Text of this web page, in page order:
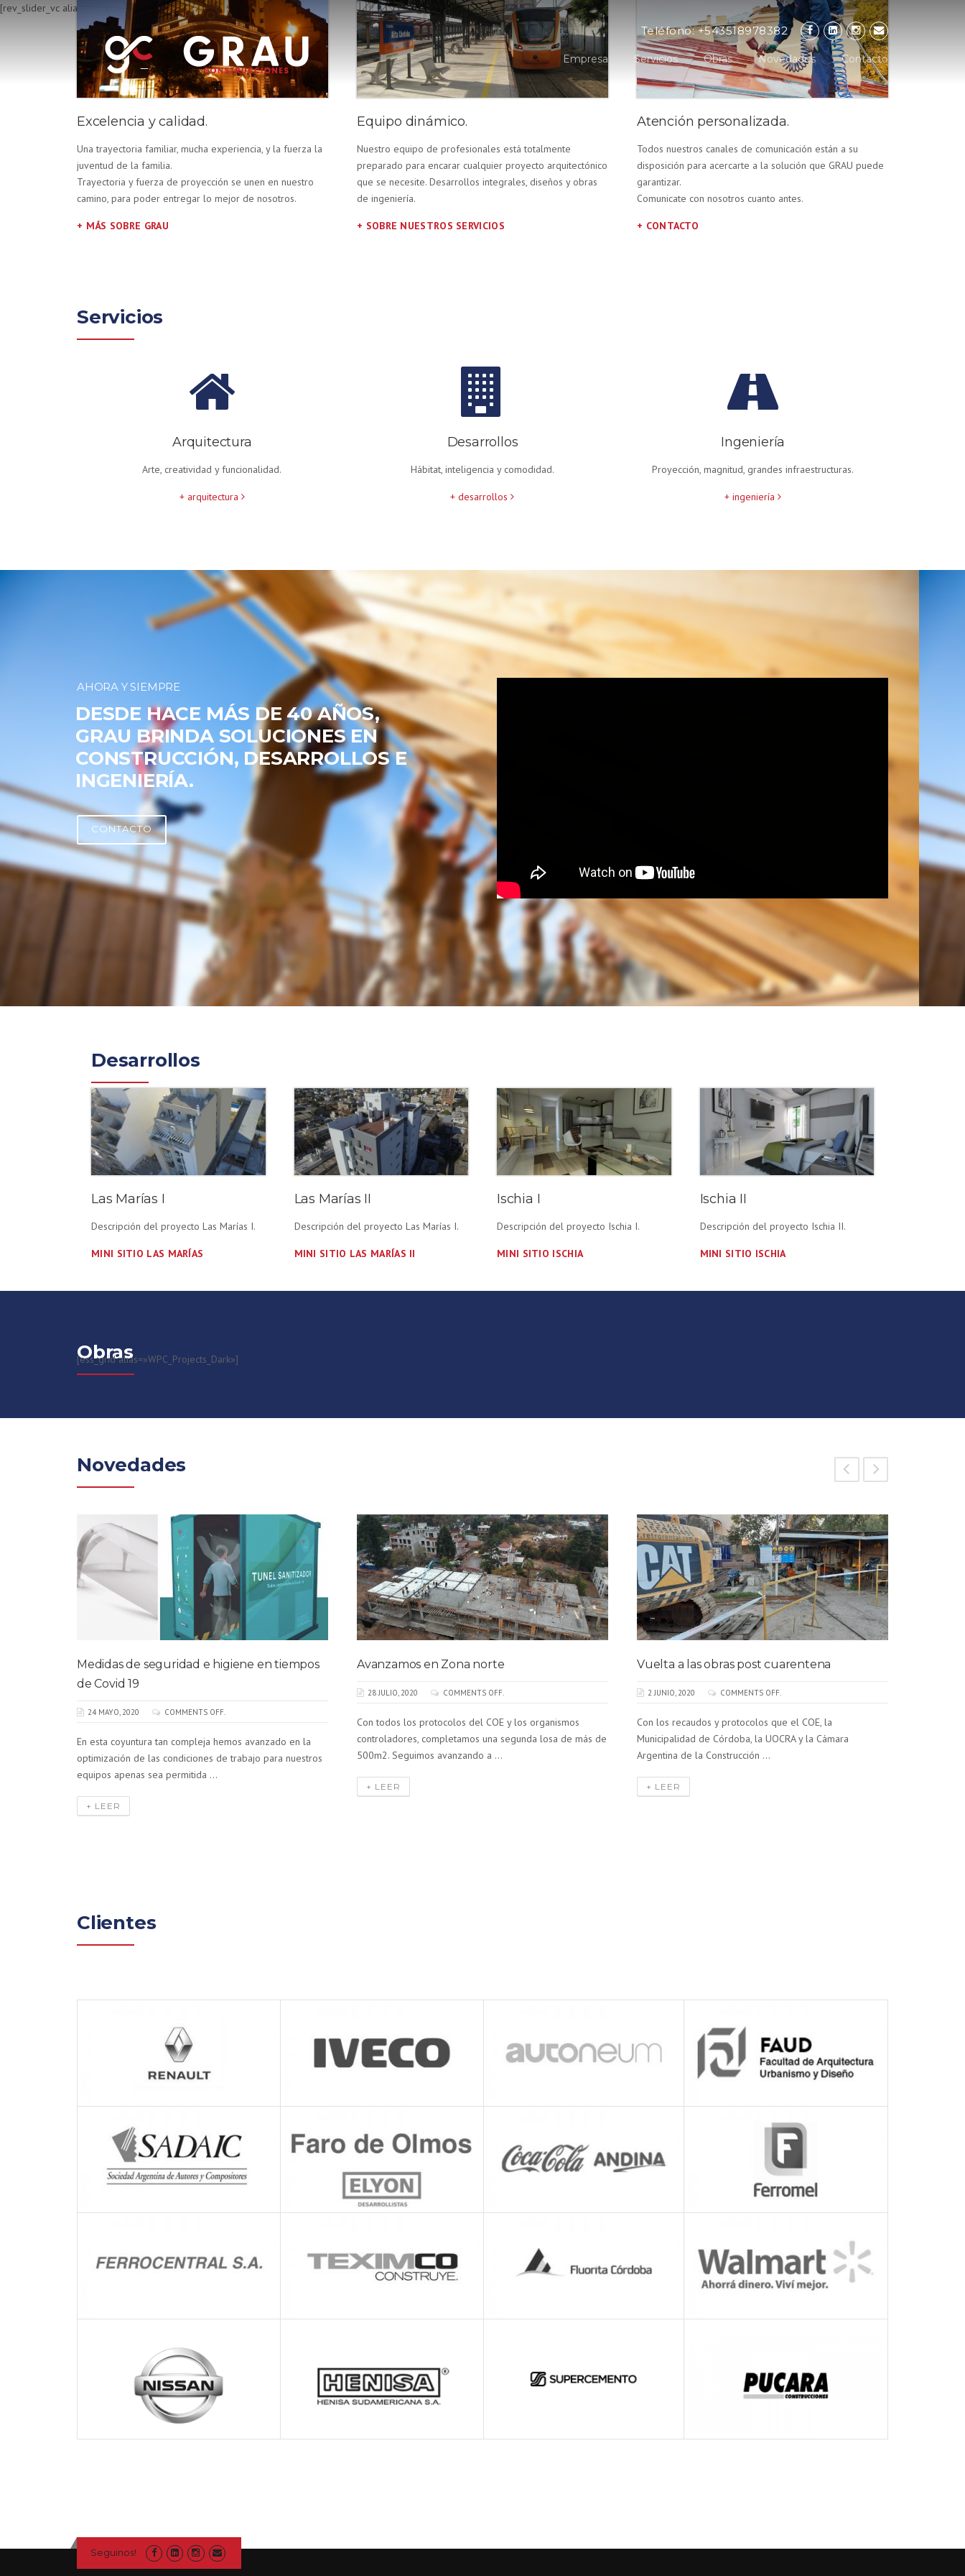
Skip
Teléfono: +543518978382
Empresa Servicios Obras Novedades Contacto
[rev_slider_vc alias=»Home1″]
Excelencia y calidad.
Una trayectoria familiar, mucha experiencia, y la fuerza la
juventud de la familia.
Trayectoria y fuerza de proyección se unen en nuestro
camino, para poder entregar lo mejor de nosotros.
+ MÁS SOBRE GRAU
Equipo dinámico.
Nuestro equipo de profesionales está totalmente
preparado para encarar cualquier proyecto arquitectónico
que se necesite. Desarrollos integrales, diseños y obras
de ingeniería.
+ SOBRE NUESTROS SERVICIOS
Atención personalizada.
Todos nuestros canales de comunicación están a su
disposición para acercarte a la solución que GRAU puede
garantizar.
Comunicate con nosotros cuanto antes.
+ CONTACTO
Servicios
Arquitectura
Arte, creatividad y funcionalidad.
+ arquitectura
Desarrollos
Hábitat, inteligencia y comodidad.
+ desarrollos
Ingeniería
Proyección, magnitud, grandes infraestructuras.
+ ingeniería
AHORA Y SIEMPRE
DESDE HACE MÁS DE 40 AÑOS,
GRAU BRINDA SOLUCIONES EN
CONSTRUCCIÓN, DESARROLLOS E
INGENIERÍA.
CONTACTO
Desarrollos
Las Marías I
Descripción del proyecto Las Marías I.
MINI SITIO LAS MARÍAS
Las Marías II
Descripción del proyecto Las Marías I.
MINI SITIO LAS MARÍAS II
Ischia I
Descripción del proyecto Ischia I.
MINI SITIO ISCHIA
Ischia II
Descripción del proyecto Ischia II.
MINI SITIO ISCHIA
Obras
[ess_grid alias=»WPC_Projects_Dark»]
Novedades
Medidas de seguridad e higiene en tiempos
de Covid 19
24 MAYO, 2020 COMMENTS OFF.
En esta coyuntura tan compleja hemos avanzado en la
optimización de las condiciones de trabajo para nuestros
equipos apenas sea permitida ...
+ LEER
Avanzamos en Zona norte
28 JULIO, 2020 COMMENTS OFF.
Con todos los protocolos del COE y los organismos
controladores, completamos una segunda losa de más de
500m2. Seguimos avanzando a ...
+ LEER
Vuelta a las obras post cuarentena
2 JUNIO, 2020 COMMENTS OFF.
Con los recaudos y protocolos que el COE, la
Municipalidad de Córdoba, la UOCRA y la Cámara
Argentina de la Construcción ...
+ LEER
Clientes
Seguinos!